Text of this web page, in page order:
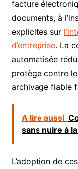
facture
documents, à
explicites sur
d’entreprise. La
automatisée
protège contre
archivage fiable
A lire aussi
sans nuire à
L’adoption de